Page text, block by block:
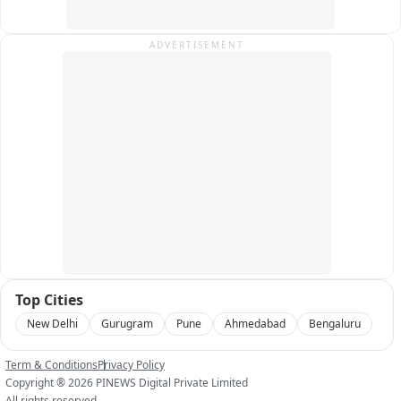
आहे...महामंडळाचे एमडी अध्यक्षला विचारात न घेता काम करतात असे स्पष्ट
ADVERTISEMENT
Top Cities
New Delhi Gurugram Pune Ahmedabad Bengaluru
Term & ConditionsPrivacy Policy
Copyright ®2026 PINEWS Digital Private Limited